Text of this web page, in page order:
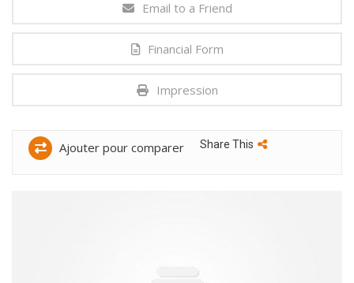
Email to a Friend
Financial Form
Impression
Ajouter pour comparer Share This